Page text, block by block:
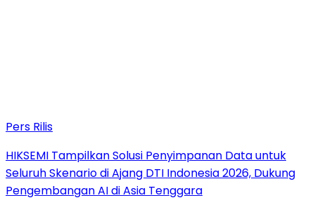
Pers Rilis
HIKSEMI Tampilkan Solusi Penyimpanan Data untuk
Seluruh Skenario di Ajang DTI Indonesia 2026, Dukung
Pengembangan AI di Asia Tenggara